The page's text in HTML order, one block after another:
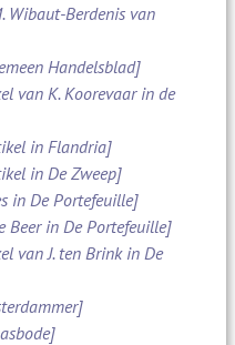
Wibaut-Berdenis van
Handelsblad]
van K. Koorevaar in de
in Flandria]
in De Zweep]
in De Portefeuille]
Beer in De Portefeuille]
van J. ten Brink in De